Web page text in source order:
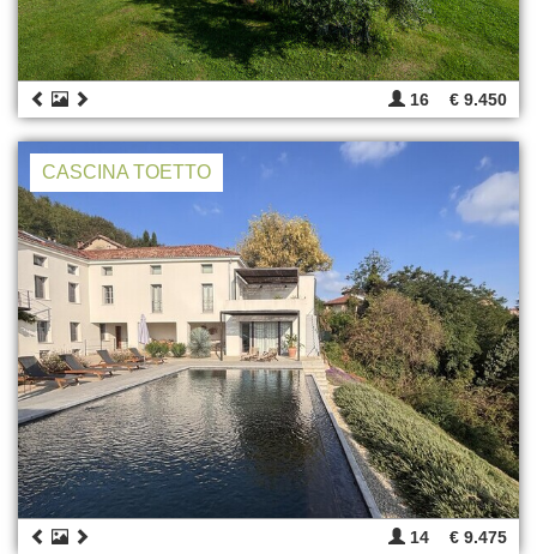
16 € 9.450
CASCINA TOETTO
14 € 9.475